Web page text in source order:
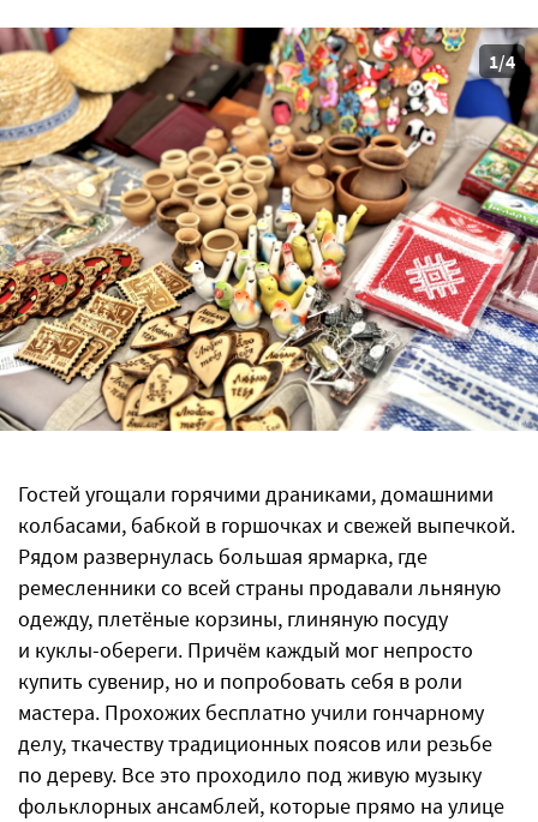
1/4
Гостей угощали горячими драниками, домашними
колбасами, бабкой в горшочках и свежей выпечкой.
Рядом развернулась большая ярмарка, где
ремесленники со всей страны продавали льняную
одежду, плетёные корзины, глиняную посуду
и куклы-обереги. Причём каждый мог непросто
купить сувенир, но и попробовать себя в роли
мастера. Прохожих бесплатно учили гончарному
делу, ткачеству традиционных поясов или резьбе
по дереву. Все это проходило под живую музыку
фольклорных ансамблей, которые прямо на улице